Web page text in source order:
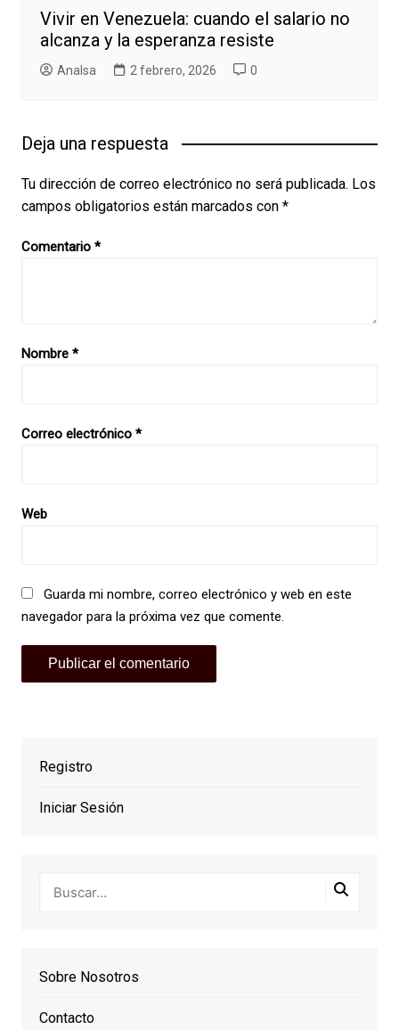
Vivir en Venezuela: cuando el salario no
alcanza y la esperanza resiste
AnaIsa 2 febrero, 2026 0
Deja una respuesta
Tu dirección de correo electrónico no será publicada. Los
campos obligatorios están marcados con *
Comentario *
Nombre *
Correo electrónico *
Web
Guarda mi nombre, correo electrónico y web en este
navegador para la próxima vez que comente.
Registro
Iniciar Sesión
Sobre Nosotros
Contacto